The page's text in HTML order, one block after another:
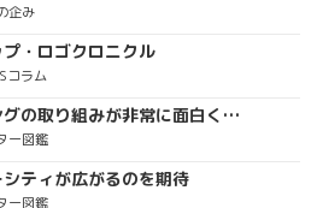
企み
・ロゴクロニクル
コラム
地域ブランディングの取り組みが非常に面白く注目しています
ー図鑑
ティが広がるのを期待
ー図鑑